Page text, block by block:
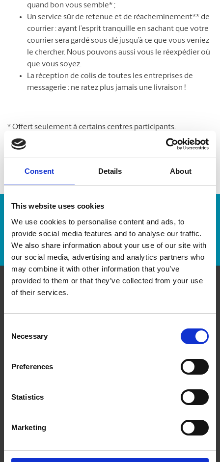
Consent Details About
This website uses cookies
We use cookies to personalise content and ads, to
provide social media features and to analyse our traffic.
We also share information about your use of our site with
our social media, advertising and analytics partners who
may combine it with other information that you’ve
provided to them or that they’ve collected from your use
of their services.
Selection
Necessary
Preferences
Statistics
Marketing
quand bon vous semble* ;
Un service sûr de retenue et de réacheminement** de
courrier : ayant l’esprit tranquille en sachant que votre
courrier sera gardé sous clé jusqu’à ce que vous veniez
le chercher. Nous pouvons aussi vous le réexpédier où
que vous soyez.
La réception de colis de toutes les entreprises de
messagerie : ne ratez plus jamais une livraison !
* Offert seulement à certains centres participants.
**Des frais supplémentaires peuvent s’appliquer.
Communiquer avec nous
Calgary Alberta - T2P 1H2
(403) 455-4002
Nous suivre